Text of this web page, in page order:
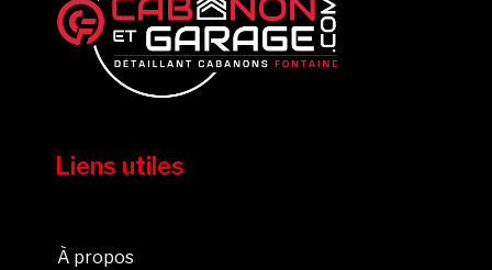
Liens utiles
À propos